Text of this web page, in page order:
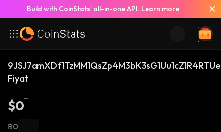
Build with CoinStats’ all-in-one API. Learn more
Fiyat
$0
฿0